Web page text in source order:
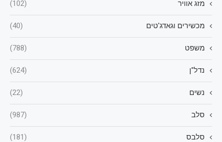
מזג אוויר (102)
מכשירים וגאדג'טים (40)
משפט (788)
נדל"ן (624)
נשים (22)
סלב (987)
סלבס (181)